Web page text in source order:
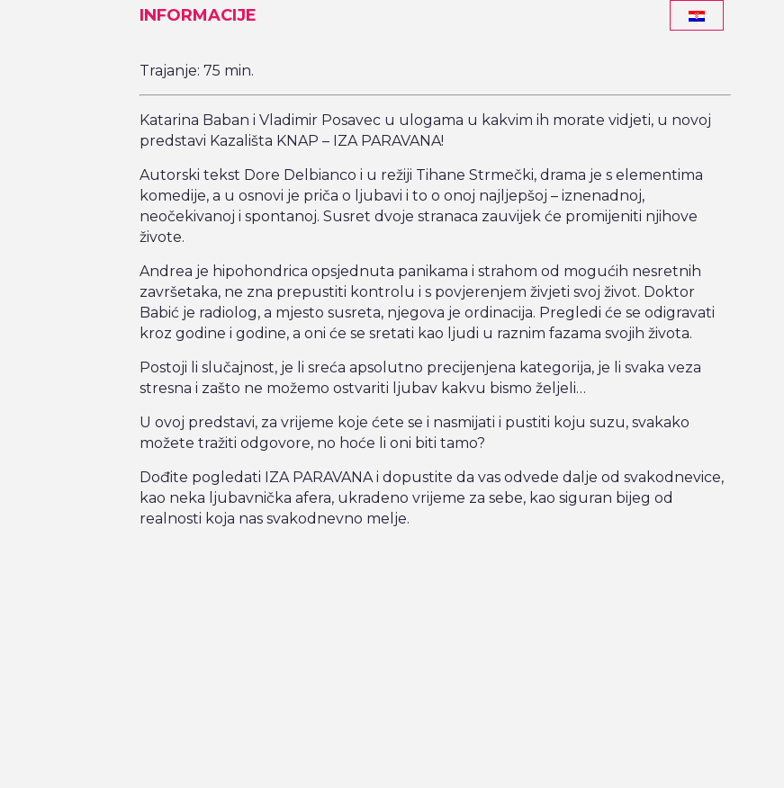
INFORMACIJE
Trajanje: 75 min.
Katarina Baban i Vladimir Posavec u ulogama u kakvim ih morate vidjeti, u novoj
predstavi Kazališta KNAP – IZA PARAVANA!
Autorski tekst Dore Delbianco i u režiji Tihane Strmečki, drama je s elementima
komedije, a u osnovi je priča o ljubavi i to o onoj najljepšoj – iznenadnoj,
neočekivanoj i spontanoj. Susret dvoje stranaca zauvijek će promijeniti njihove
živote.
Andrea je hipohondrica opsjednuta panikama i strahom od mogućih nesretnih
završetaka, ne zna prepustiti kontrolu i s povjerenjem živjeti svoj život. Doktor
Babić je radiolog, a mjesto susreta, njegova je ordinacija. Pregledi će se odigravati
kroz godine i godine, a oni će se sretati kao ljudi u raznim fazama svojih života.
Postoji li slučajnost, je li sreća apsolutno precijenjena kategorija, je li svaka veza
stresna i zašto ne možemo ostvariti ljubav kakvu bismo željeli…
U ovoj predstavi, za vrijeme koje ćete se i nasmijati i pustiti koju suzu, svakako
možete tražiti odgovore, no hoće li oni biti tamo?
Dođite pogledati IZA PARAVANA i dopustite da vas odvede dalje od svakodnevice,
kao neka ljubavnička afera, ukradeno vrijeme za sebe, kao siguran bijeg od
realnosti koja nas svakodnevno melje.